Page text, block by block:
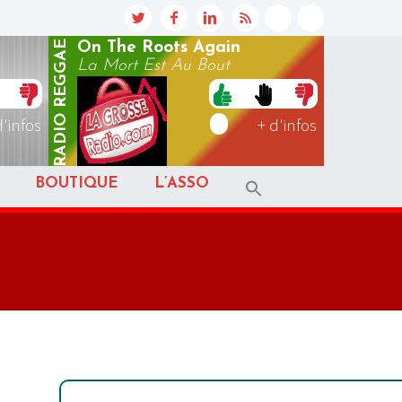
RADIO
REGGAE
On The Roots Again
La Mort Est Au Bout
+ d'infos
BOUTIQUE L’ASSO